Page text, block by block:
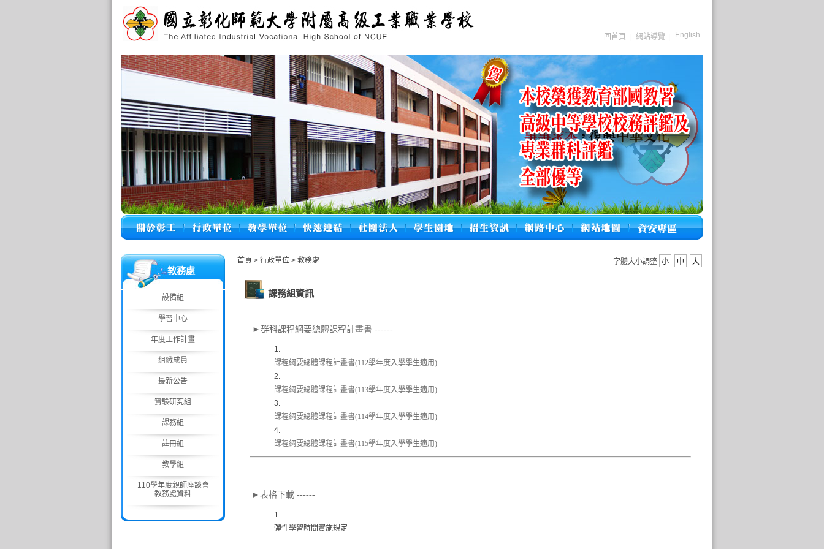
回首頁 網站導覽 English
教務處
設備組
學習中心
年度工作計畫
組織成員
最新公告
實驗研究組
課務組
註冊組
教學組
110學年度親師座談會
教務處資料
首頁 > 行政單位 > 教務處 字體大小調整 小 中 大
課務組資訊
►群科課程綱要總體課程計畫書 ------
課程綱要總體課程計畫書(112學年度入學學生適用)
課程綱要總體課程計畫書(113學年度入學學生適用)
課程綱要總體課程計畫書(114學年度入學學生適用)
課程綱要總體課程計畫書(115學年度入學學生適用)
►表格下載 ------
彈性學習時間實施規定